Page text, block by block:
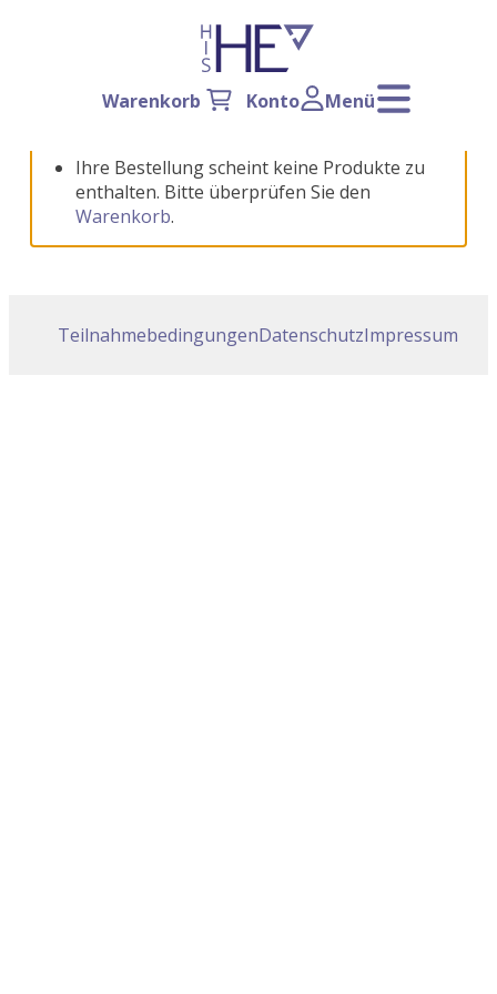
Warenkorb Konto Menü
Ihre Bestellung scheint keine Produkte zu
enthalten. Bitte überprüfen Sie den
Warenkorb.
TeilnahmebedingungenDatenschutzImpressum